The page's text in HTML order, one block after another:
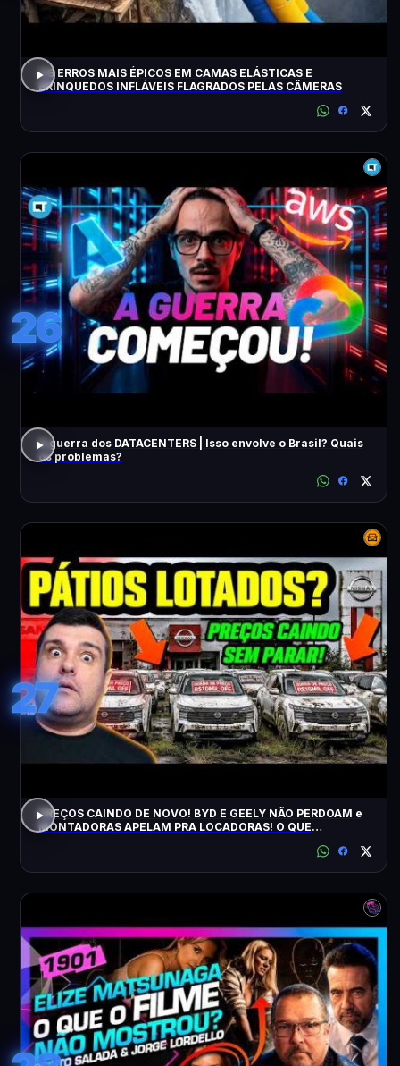
OS ERROS MAIS ÉPICOS EM CAMAS ELÁSTICAS E
BRINQUEDOS INFLÁVEIS FLAGRADOS PELAS CÂMERAS
26
A guerra dos DATACENTERS | Isso envolve o Brasil? Quais
os problemas?
27
PREÇOS CAINDO DE NOVO! BYD E GEELY NÃO PERDOAM e
MONTADORAS APELAM PRA LOCADORAS! O QUE